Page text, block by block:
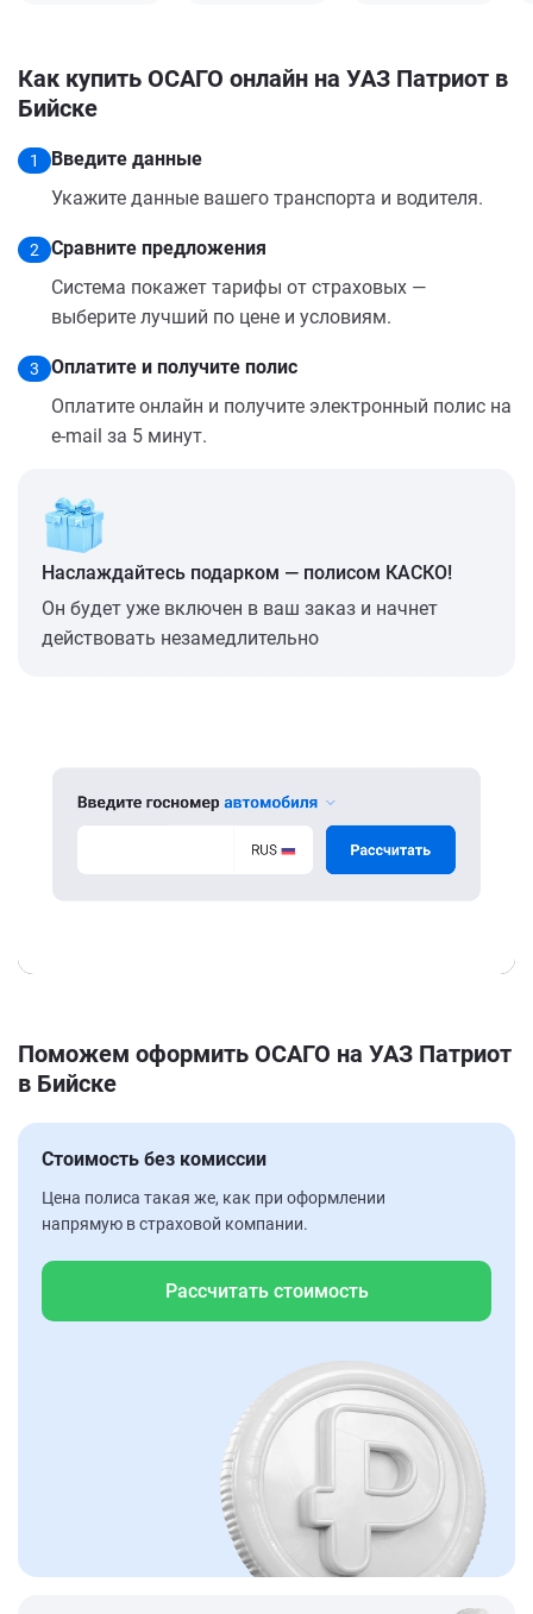
Как купить ОСАГО онлайн на УАЗ Патриот в
Бийске
1
Введите данные
Укажите данные вашего транспорта и водителя.
2
Сравните предложения
Система покажет тарифы от страховых —
выберите лучший по цене и условиям.
3
Оплатите и получите полис
Оплатите онлайн и получите электронный полис на
e-mail за 5 минут.
Наслаждайтесь подарком — полисом КАСКО!
Он будет уже включен в ваш заказ и начнет
действовать незамедлительно
Поможем оформить ОСАГО на УАЗ Патриот
в Бийске
Стоимость без комиссии
Цена полиса такая же, как при оформлении
напрямую в страховой компании.
Рассчитать стоимость